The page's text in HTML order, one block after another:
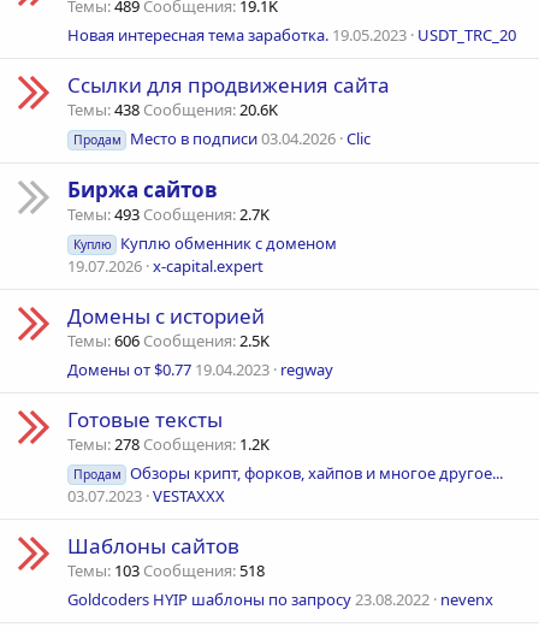
Темы 489 Сообщения 19.1K
Новая интересная тема заработка. 19.05.2023 USDT_TRC_20
Ссылки для продвижения сайта
Темы 438 Сообщения 20.6K
Продам Место в подписи03.04.2026 Clic
Биржа сайтов
Темы 493 Сообщения 2.7K
Куплю
Куплю обменник с доменом
19.07.2026 x-capital.expert
Домены с историей
Темы 606 Сообщения 2.5K
Домены от $0.77 19.04.2023 regway
Готовые тексты
Темы 278 Сообщения 1.2K
Продам Обзоры крипт, форков, хайпов и многое другое...
03.07.2023 VESTAXXX
Шаблоны сайтов
Темы 103 Сообщения 518
Goldcoders HYIP шаблоны по запросу23.08.2022 nevenx